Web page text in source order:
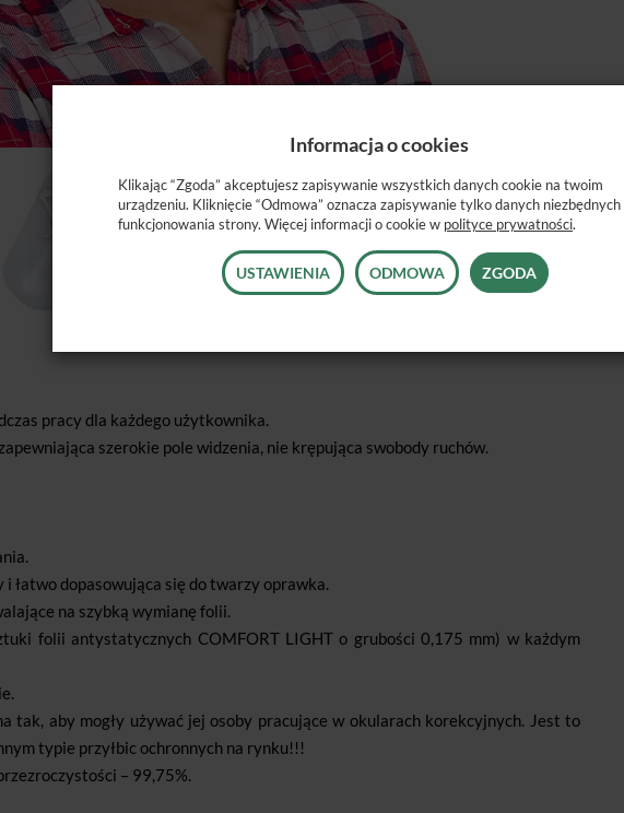
pracy dla każdego użytkownika.
szerokie pole widzenia, nie krępująca swobody ruchów.
i łatwo dopasowująca się do twarzy oprawka.
na szybką wymianę folii.
folii antystatycznych COMFORT LIGHT o grubości 0,175 mm) w każdym
tak, aby mogły używać jej osoby pracujące w okularach korekcyjnych. Jest to
typie przyłbic ochronnych na rynku!!!
– 99,75%.
Informacja o cookies
Klikając “Zgoda” akceptujesz zapisywanie wszystkich danych cookie na twoim
urządzeniu. Kliknięcie “Odmowa” oznacza zapisywanie tylko danych niezbędnych
funkcjonowania strony. Więcej informacji o cookie w polityce prywatności.
USTAWIENIA ODMOWA ZGODA